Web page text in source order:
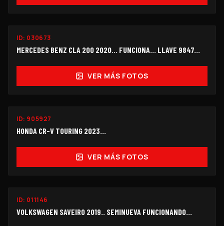
ID: 030673
MERCEDES BENZ CLA 200 2020… FUNCIONA… LLAVE 9847...
VER MÁS FOTOS
ID: 905927
HONDA CR-V TOURING 2023...
VER MÁS FOTOS
OFERTA
ID: 011146
VOLKSWAGEN SAVEIRO 2019.. SEMINUEVA FUNCIONANDO...